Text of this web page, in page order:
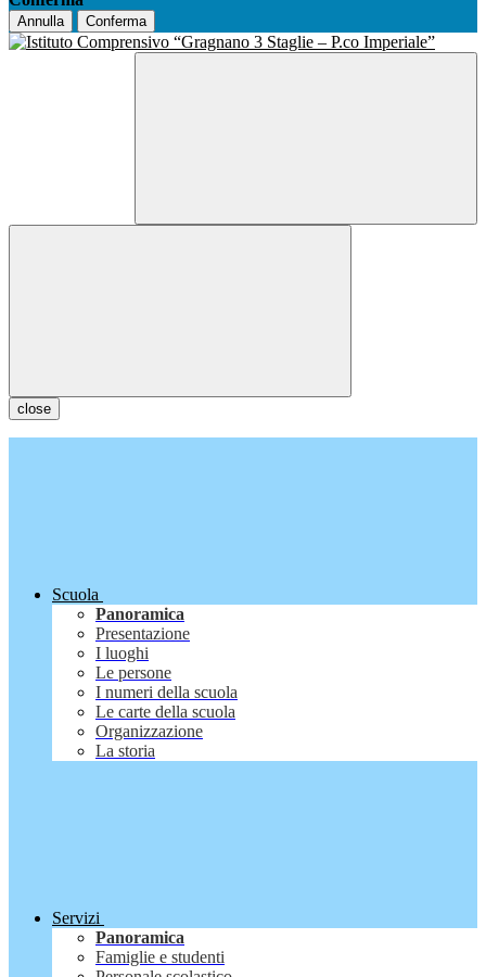
Annulla Conferma
close
Scuola
Panoramica
Presentazione
I luoghi
Le persone
I numeri della scuola
Le carte della scuola
Organizzazione
La storia
Servizi
Panoramica
Famiglie e studenti